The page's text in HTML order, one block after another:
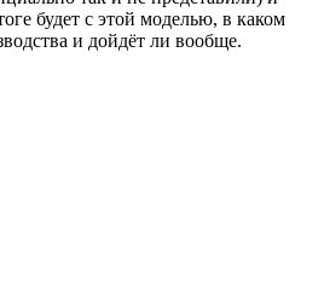
будет с этой моделью, в каком
и дойдёт ли вообще.